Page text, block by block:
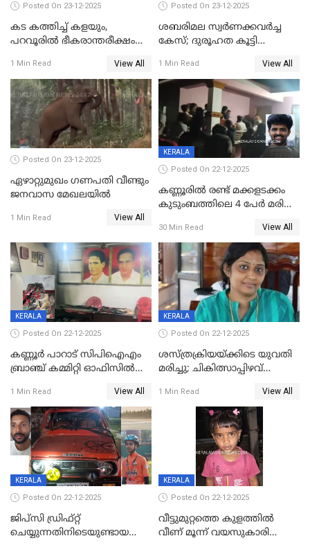
Posted On 23-12-2025
കട കത്തിച്ച് കളയും,
പറവൂരില്‍ ഭീകരാന്തരീക്ഷം
1 Min Read View All
Posted On 23-12-2025
ശബരിമല സ്വര്‍ണക്കവര്‍ച്ച
കേസ്; ദുരൂഹത കൂട്ടി
1 Min Read View All
Posted On 23-12-2025
ഏഴാറ്റുമുഖം ഗണപതി വീണ്ടും
ജനവാസ മേഖലയിൽ
1 Min Read View All
KERALA
Posted On 22-12-2025
കണ്ണൂരിൽ രണ്ട് മക്കളടക്കം
കുടുംബത്തിലെ 4 പേർ മരിച്ച
30 Min Read View All
KERALA
Posted On 22-12-2025
കണ്ണൂർ പാറാട് സിപിഐഎം
ബ്രാഞ്ച് കമ്മിറ്റി ഓഫിസിൽ
ചിത്രങ്ങളടക്കം കത്തിയ
നിലയിൽ
1 Min Read View All
KERALA
Posted On 22-12-2025
ശസ്ത്രക്രിയയ്‌ക്കിടെ യുവതി
മരിച്ചു; ചികിത്സാപ്പിഴവ്
സംഭവം മാവേലിക്കരയിൽ
1 Min Read View All
KERALA
Posted On 22-12-2025
ജിപ്സി ഡ്രിഫ്റ്റ്
ചെയ്യുന്നതിനിടെയുണ്ടായ
KERALA
Posted On 22-12-2025
വീട്ടുമുറ്റത്തെ കുളത്തിൽ
വീണ് മൂന്ന് വയസുകാരി